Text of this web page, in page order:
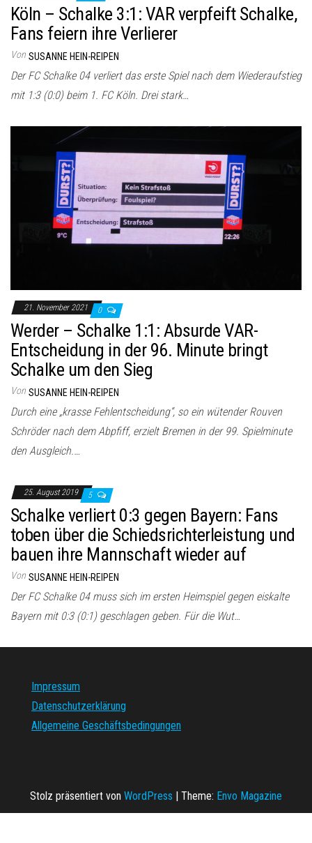
Köln – Schalke 3:1: VAR verpfeift Schalke,
Fans feiern ihre Verlierer
Von SUSANNE HEIN-REIPEN
Der FC Schalke 04 verliert das erste Spiel nach dem Wiederaufstieg
mit 1:3 (0:0) beim 1. FC Köln. Drei stark…
21. November 2021 0
Werder – Schalke 1:1: Absurde VAR-
Entscheidung in der 96. Minute bringt
Schalke um den Sieg
Von SUSANNE HEIN-REIPEN
Durch eine „krasse Fehlentscheidung“, so ein wütender Rouven
Schröder nach dem Abpfiff, erzielt Bremen in der 99. Spielminute
den Ausgleich.…
25. August 2019 5
Schalke verliert 0:3 gegen Bayern: Fans
toben über die Schiedsrichterleistung und
bauen ihre Mannschaft wieder auf
Von SUSANNE HEIN-REIPEN
Der FC Schalke 04 muss sich im ersten Heimspiel gegen eiskalte
Bayern mit 0:3 (0:1) geschlagen geben. Für die Wut…
Impressum
Datenschutzerklärung
Allgemeine Geschäftsbedingungen
Stolz präsentiert von WordPress Theme: Envo Magazine